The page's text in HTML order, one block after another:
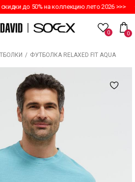
до 50% на коллекцию лето 2026 >>>
0 0
/ ФУТБОЛКА RELAXED FIT AQUA